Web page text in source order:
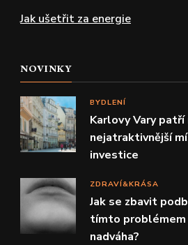
Jak ušetřit za energie
NOVINKY
BYDLENÍ
Karlovy Vary patří
nejatraktivnější
investice
ZDRAVÍ&KRÁSA
Jak se zbavit
tímto
nadváha?